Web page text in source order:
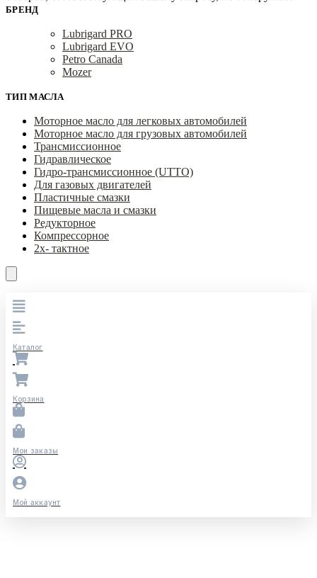
БРЕНД
Lubrigard PRO
Lubrigard EVO
Petro Canada
Mozer
ТИП МАСЛА
Моторное масло для легковых автомобилей
Моторное масло для грузовых автомобилей
Трансмиссионное
Гидравлическое
Гидро-трансмиссионное (UTTO)
Для газовых двигателей
Пластичные смазки
Пищевые масла и смазки
Редукторное
Компрессорное
2х- тактное
Каталог
Корзина
Мои заказы
Мой аккаунт